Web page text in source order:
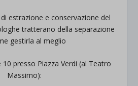
estrazione e conservazione del
tratterano della separazione
gestirla al meglio
presso Piazza Verdi (al Teatro
Massimo):